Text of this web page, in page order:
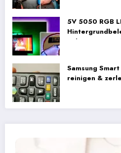
5V 5050 RGB
Unboxing,
Samsung
reinigen &